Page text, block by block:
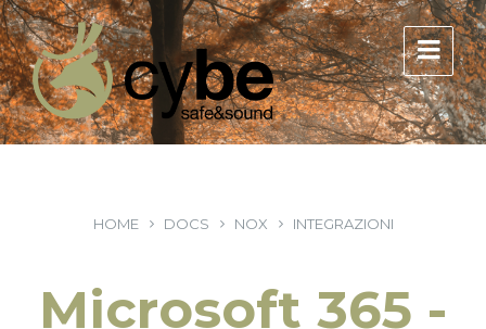
HOME DOCS NOX INTEGRAZIONI
Microsoft 365 -